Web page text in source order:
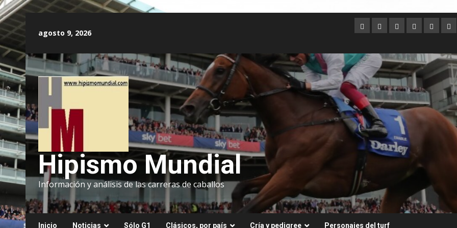
contenido
agosto 9, 2026
Argentina
AustraliaBrasilChileDubai
Hipismo Mundial
Información y análisis de las carreras de caballos
Inicio Noticias Sólo G1 Clásicos, por país Cría y pedigree Personajes del turf